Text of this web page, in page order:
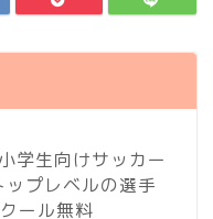
学生向けサッカー
プレベルの選手
ール無料